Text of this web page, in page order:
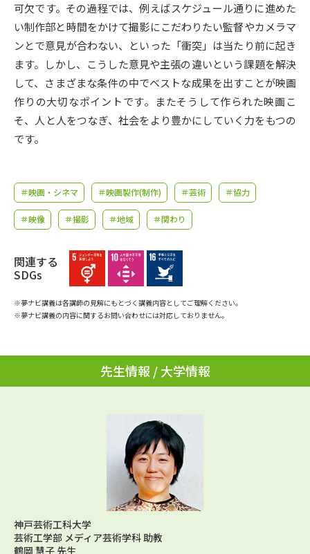
併願校選び 受験スケジュールを立てよう
先輩が入学を決めた理由 テレメール全国一斉進学調査
新生活お役立ちガイド
大学で学びたい学問発見
学問のミニ講義「夢ナビ講義」 学問分野解説
夢ナビライブ
ユーザーサポート
個人情報取扱規定
テレメール進学カタログ
訂正のご案内
可欠です。その過程では、例えばスケジュール通りに進めた
い制作部と時間をかけて撮影にこだわりたい監督やカメラマ
ンとで意見が合わない、といった「衝突」は当たり前に起き
ます。しかし、こうした意見や主張の違いという課題を解決
して、さまざまな条件の中でベストな成果を出すことが映画
作りの大切なポイントです。またそうして作られた映画こ
そ、人と人をつなぎ、社会をより豊かにしていく力をもつの
です。
＃映画・シネマ ＃映画製作(制作) ＃芸術 ＃協力
＃映像 ＃撮影 ＃地域 ＃関わり
関連する
SDGs
※夢ナビ講義は各講師の見解にもとづく講義内容としてご理解ください。
※夢ナビ講義の内容に関するお問い合わせには対応しておりません。
先生情報 / 大学情報
神戸芸術工科大学
芸術工学部 メディア芸術学科 助教
鶴岡 慧子 先生